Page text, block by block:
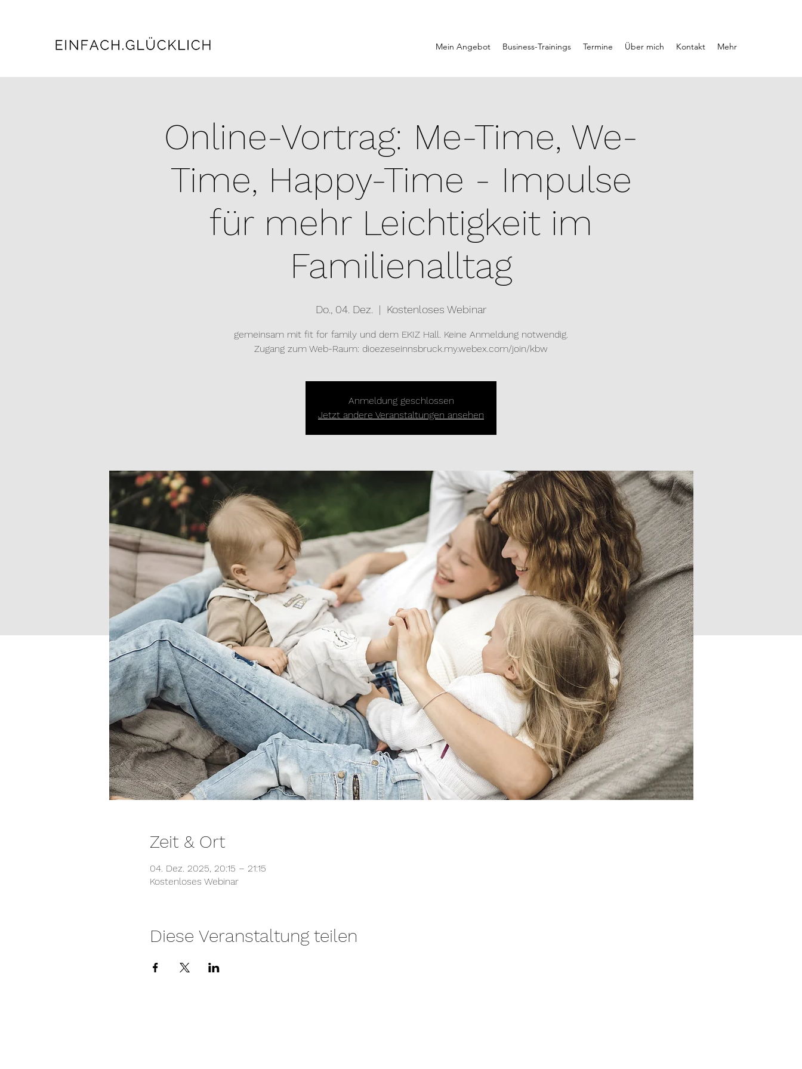
Mein Angebot Business-Trainings Termine Über mich Kontakt Mehr
Online-Vortrag: Me-Time, We-
Time, Happy-Time - Impulse
für mehr Leichtigkeit im
Familienalltag
Do., 04. Dez.
  |
Kostenloses Webinar
gemeinsam mit fit for family und dem EKIZ Hall. Keine Anmeldung notwendig.
Zugang zum Web-Raum: dioezeseinnsbruck.my.webex.com/join/kbw
Anmeldung geschlossen
Jetzt andere Veranstaltungen ansehen
Zeit & Ort
04. Dez. 2025, 20:15 – 21:15
Kostenloses Webinar
Diese Veranstaltung teilen